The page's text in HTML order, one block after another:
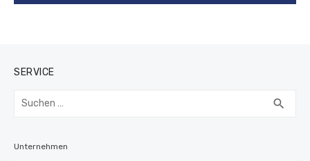
SERVICE
Suchen
search
Unternehmen